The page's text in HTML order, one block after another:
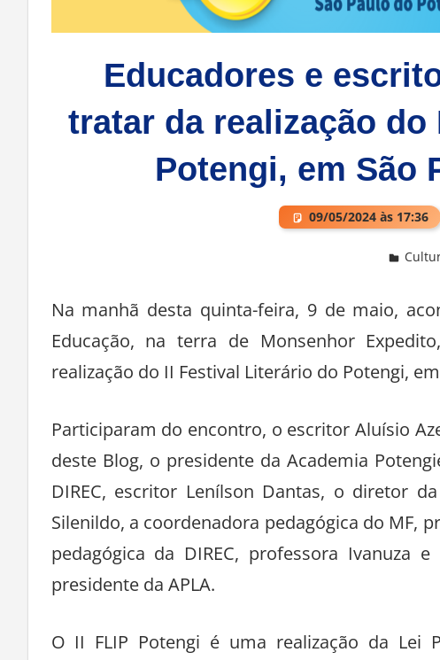
Educadores e
tratar da realização
Potengi, em São
09/05/2024 às 17:36
Na manhã desta quinta-feira, 9 de maio,
Educação, na terra de Monsenhor
realização do II Festival Literário do Potengi,
Participaram do encontro, o escritor Aluísio
deste Blog, o presidente da Academia
DIREC, escritor Lenílson Dantas, o diretor
Silenildo, a coordenadora pedagógica do MF,
pedagógica da DIREC, professora Ivanuza
presidente da APLA.
O II FLIP Potengi é uma realização da Lei